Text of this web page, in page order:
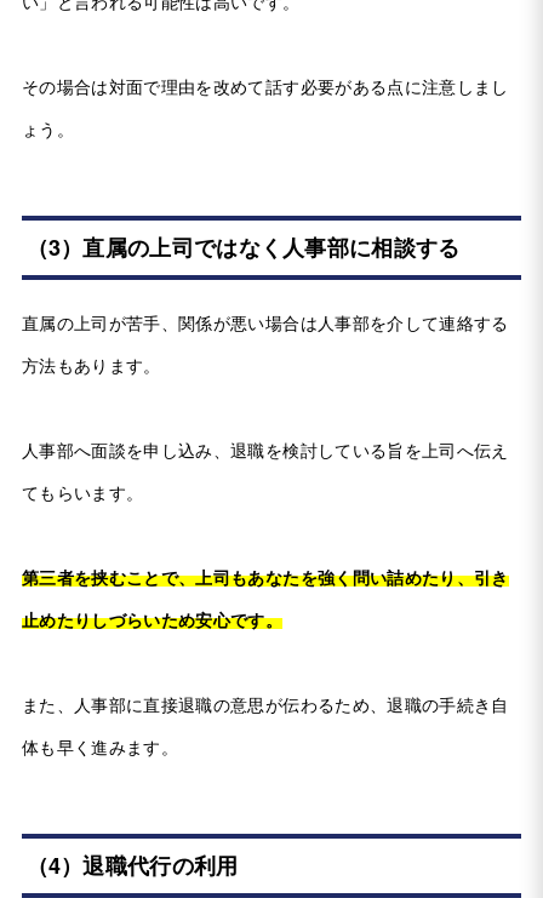
その場合は対面で理由を改めて話す必要がある点に注意しまし
ょう。
（3）直属の上司ではなく人事部に相談する
直属の上司が苦手、関係が悪い場合は人事部を介して連絡する
方法もあります。
人事部へ面談を申し込み、退職を検討している旨を上司へ伝え
てもらいます。
第三者を挟むことで、上司もあなたを強く問い詰めたり、引き
止めたりしづらいため安心です。
また、人事部に直接退職の意思が伝わるため、退職の手続き自
体も早く進みます。
（4）退職代行の利用